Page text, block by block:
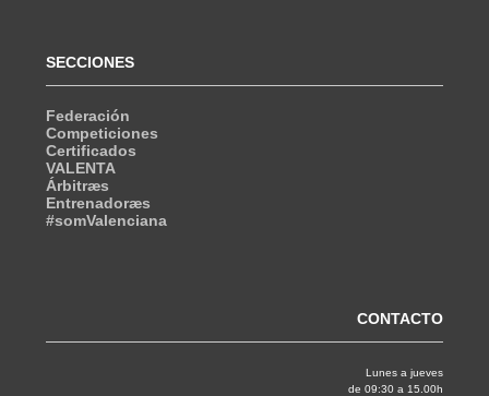
SECCIONES
Federación
Competiciones
Certificados
VALENTA
Árbitræs
Entrenadoræs
#somValenciana
CONTACTO
Lunes a jueves
de 09:30 a 15.00h